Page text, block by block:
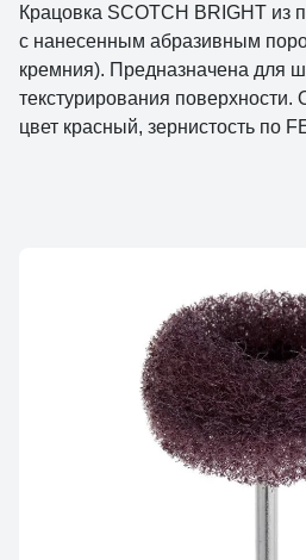
Крацовка SCOTCH BRIGHТ из
с нанесенным абразивным
кремния). Предназначена для
текстурирования поверхности.
цвет красный, зернистость по